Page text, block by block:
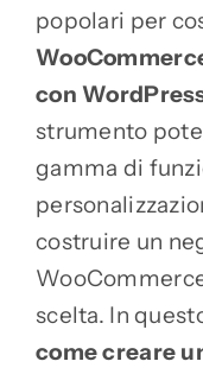
popolari per
con
strumento
gamma di
costruire un
scelta. In
come creare